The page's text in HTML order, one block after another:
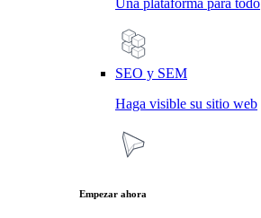
Una plataforma para todo
SEO y SEM
Haga visible su sitio web
Empezar ahora